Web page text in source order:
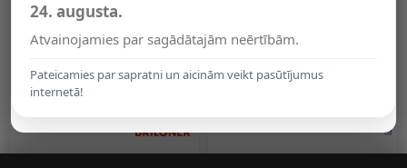
24. augusta.
Atvainojamies par sagādātajām neērtībām.
Pateicamies par sapratni un aicinām veikt pasūtījumus
internetā!